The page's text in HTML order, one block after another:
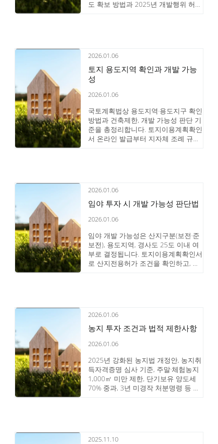
도 확보 방법과 2025년 개발행위 허가
2026.01.06
토지 용도지역 확인과 개발 가능
성
2026.01.06
국토계획법상 용도지역·용도지구 확인
방법과 건축제한, 개발 가능성 판단 기
준을 총정리합니다. 토지이용계획확인
서 온라인 발급부터 지자체 조례 규제
2026.01.06
임야 투자 시 개발 가능성 판단법
2026.01.06
임야 개발 가능성은 산지구분(보전·준
보전), 용도지역, 경사도 25도 이내 여
부로 결정됩니다. 토지이용계획확인서
로 산지전용허가 조건을 확인하고, 계
2026.01.06
농지 투자 조건과 법적 제한사항
2026.01.06
2025년 강화된 농지법 개정안, 농지취
득자격증명 심사 기준, 주말·체험농지
1,000㎡ 미만 제한, 단기보유 양도세
70% 중과, 3년 미경작 처분명령 등 농
2025.11.10